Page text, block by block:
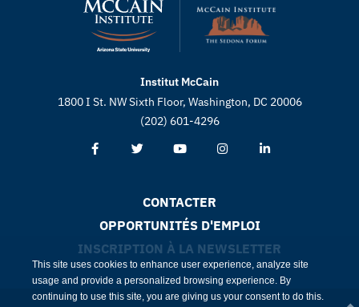
Institut McCain
1800 I St. NW Sixth Floor, Washington, DC 20006
(202) 601-4296
CONTACTER
OPPORTUNITÉS D'EMPLOI
INSCRIPTION À LA NEWSLETTER
This site uses cookies to enhance user experience, analyze site
usage and provide a personalized browsing experience. By
continuing to use this site, you are giving us your consent to do this.